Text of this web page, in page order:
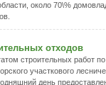
около 70\%
отходов
строительных работ
участкового
день